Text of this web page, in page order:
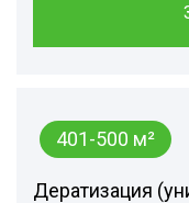
401-500 м²
Дератизация